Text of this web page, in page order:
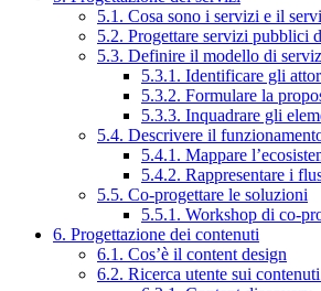
5.1. Cosa sono i servizi e il
5.2. Progettare servizi pubblici
5.3. Definire il modello di
5.3.1. Identificare gli
5.3.2. Formulare la
5.3.3. Inquadrare gli
5.4. Descrivere il
5.4.1. Mappare
5.4.2. Rappresentare i
5.5. Co-progettare le soluzioni
5.5.1. Workshop di co-
6. Progettazione dei contenuti
6.1. Cos’è il content design
6.2. Ricerca utente sui